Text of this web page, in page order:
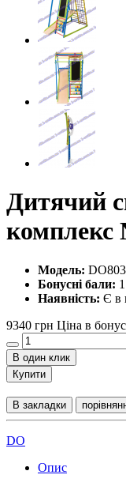
Дитячий
Модель:
Бонусні бали: 1
Наявність: Є в
9340 грн Ціна в
В один клик
Купити
В закладки
DO
Опис